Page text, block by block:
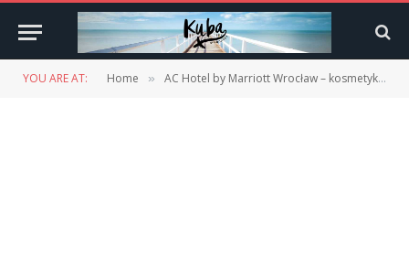
YOU ARE AT: Home » AC Hotel by Marriott Wrocław – kosmetyki